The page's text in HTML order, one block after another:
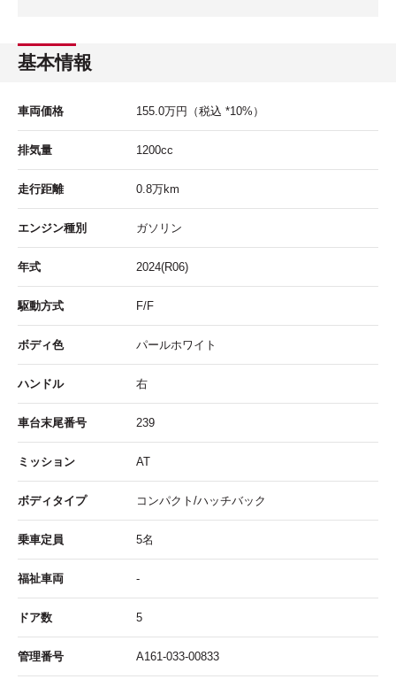
基本情報
車両価格 155.0万円 （税込 *10%）
排気量 1200cc
走行距離 0.8万km
エンジン種別 ガソリン
年式 2024(R06)
駆動方式 F/F
ボディ色 パールホワイト
ハンドル 右
車台末尾番号 239
ミッション AT
ボディタイプ コンパクト/ハッチバック
乗車定員 5名
福祉車両 -
ドア数 5
管理番号 A161-033-00833